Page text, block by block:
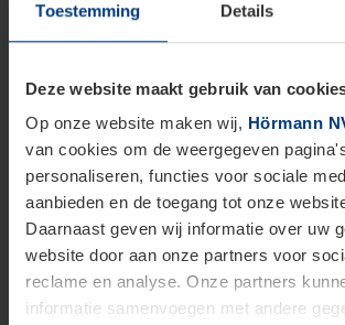
Toestemming Details
Deze website maakt gebruik van
Op onze website maken wij, Hörmann
van cookies om de weergegeven
personaliseren, functies voor sociale
aanbieden en de toegang tot onze
Daarnaast geven wij informatie over uw
website door aan onze partners voor
reclame en analyse. Onze partners
informatie samenvoegen met andere